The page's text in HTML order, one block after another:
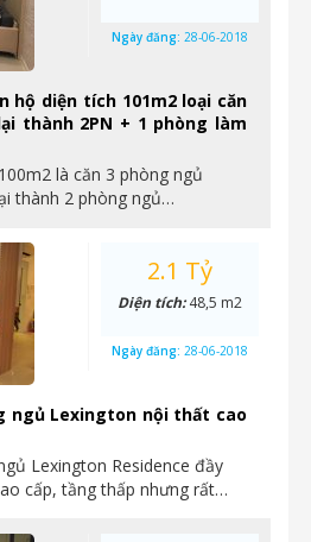
hộ diện tích 101m2 loại căn
thành 2PN + 1 phòng làm
là căn 3 phòng ngủ
thành 2 phòng ngủ…
Ngày đăng: 28-06-2018
ngủ Lexington nội thất cao
Lexington Residence đầy
cấp, tầng thấp nhưng rất…
2.1 Tỷ
Diện tích:48,5 m2
Ngày đăng: 28-06-2018